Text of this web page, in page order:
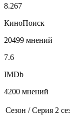
8.267
КиноПоиск
20499 мнений
7.6
IMDb
4200 мнений
Сезон / Серия 2